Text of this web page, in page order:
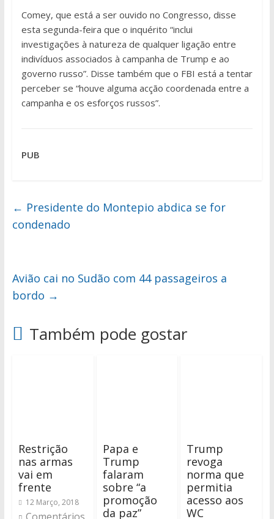
Comey, que está a ser ouvido no Congresso, disse
esta segunda-feira que o inquérito “inclui
investigações à natureza de qualquer ligação entre
indivíduos associados à campanha de Trump e ao
governo russo”. Disse também que o FBI está a tentar
perceber se “houve alguma acção coordenada entre a
campanha e os esforços russos”.
PUB
← Presidente do Montepio abdica se for
condenado
Avião cai no Sudão com 44 passageiros a
bordo →
Também pode gostar
Restrição
nas armas
vai em
frente
12 Março, 2018
Papa e
Trump
falaram
sobre “a
promoção
da paz”
Trump
revoga
norma que
permitia
acesso aos
WC